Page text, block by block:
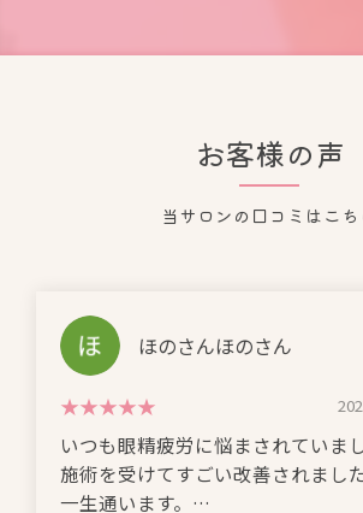
お客様の声
当サロンの口コミはこち
ほのさんほのさん
いつも眼精疲労に悩まされていま
施術を受けてすごい改善されました
一生通います。